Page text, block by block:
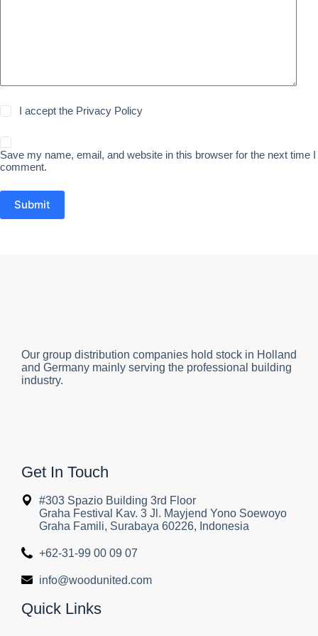
I accept the Privacy Policy
Save my name, email, and website in this browser for the next time I
comment.
Submit
Our group distribution companies hold stock in Holland
and Germany mainly serving the professional building
industry.
Get In Touch
#303 Spazio Building 3rd Floor
Graha Festival Kav. 3 Jl. Mayjend Yono Soewoyo
Graha Famili, Surabaya 60226, Indonesia
+62-31-99 00 09 07
info@woodunited.com
Quick Links